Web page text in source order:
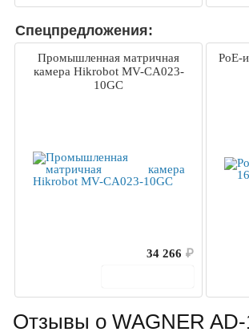
Спецпредложения:
Промышленная матричная
камера Hikrobot MV-CA023-
10GC
34 266 ₽
PoE-
Отзывы о WAGNER AD-